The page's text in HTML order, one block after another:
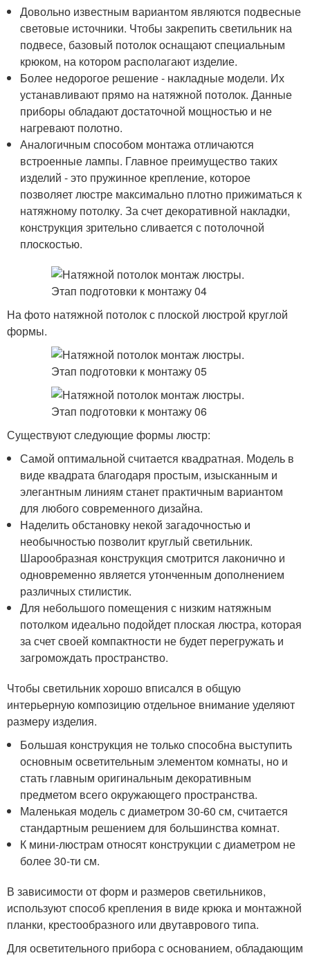
Довольно известным вариантом являются подвесные
световые источники. Чтобы закрепить светильник на
подвесе, базовый потолок оснащают специальным
крюком, на котором располагают изделие.
Более недорогое решение - накладные модели. Их
устанавливают прямо на натяжной потолок. Данные
приборы обладают достаточной мощностью и не
нагревают полотно.
Аналогичным способом монтажа отличаются
встроенные лампы. Главное преимущество таких
изделий - это пружинное крепление, которое
позволяет люстре максимально плотно прижиматься к
натяжному потолку. За счет декоративной накладки,
конструкция зрительно сливается с потолочной
плоскостью.
На фото натяжной потолок с плоской люстрой круглой
формы.
Существуют следующие формы люстр:
Самой оптимальной считается квадратная. Модель в
виде квадрата благодаря простым, изысканным и
элегантным линиям станет практичным вариантом
для любого современного дизайна.
Наделить обстановку некой загадочностью и
необычностью позволит круглый светильник.
Шарообразная конструкция смотрится лаконично и
одновременно является утонченным дополнением
различных стилистик.
Для небольшого помещения с низким натяжным
потолком идеально подойдет плоская люстра, которая
за счет своей компактности не будет перегружать и
загромождать пространство.
Чтобы светильник хорошо вписался в общую
интерьерную композицию отдельное внимание уделяют
размеру изделия.
Большая конструкция не только способна выступить
основным осветительным элементом комнаты, но и
стать главным оригинальным декоративным
предметом всего окружающего пространства.
Маленькая модель с диаметром 30-60 см, считается
стандартным решением для большинства комнат.
К мини-люстрам относят конструкции с диаметром не
более 30-ти см.
В зависимости от форм и размеров светильников,
используют способ крепления в виде крюка и монтажной
планки, крестообразного или двутаврового типа.
Для осветительного прибора с основанием, обладающим